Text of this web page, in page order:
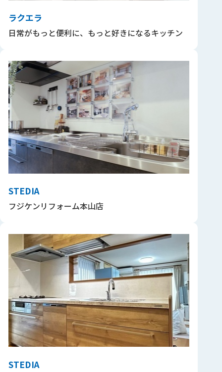
ラクエラ
日常がもっと便利に、もっと好きになるキッチン
STEDIA
フジケンリフォーム本山店
STEDIA